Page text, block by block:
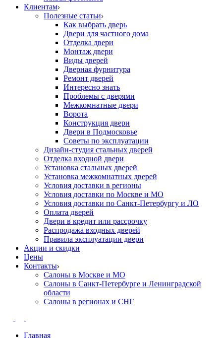
Клиентам
Полезные статьи
Как выбрать дверь
Двери для частного дома
Отделка двери
Монтаж двери
Виды дверей
Дверная фурнитура
Ремонт дверей
Интересно знать
Проблемы с дверями
Межкомнатные двери
Ворота
Конструкция двери
Двери в Подмосковье
Cоветы по эксплуатации
Дизайн-студия стальных дверей
Отделка входной двери
Установка стальных дверей
Установка межкомнатных дверей
Условия доставки в регионы
Условия доставки по Москве и МО
Условия доставки по Санкт-Петербургу и ЛО
Оплата дверей
Двери в кредит или рассрочку
Распродажа входных дверей
Правила эксплуатации двери
Акции и скидки
Цены
Контакты
Салоны в Москве и МО
Салоны в Санкт-Петербурге и Ленинградской
области
Салоны в регионах и СНГ
Главная